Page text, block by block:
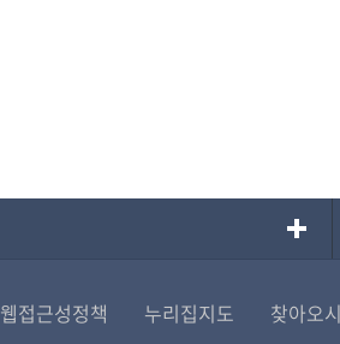
웹접근성정책 누리집지도 찾아오